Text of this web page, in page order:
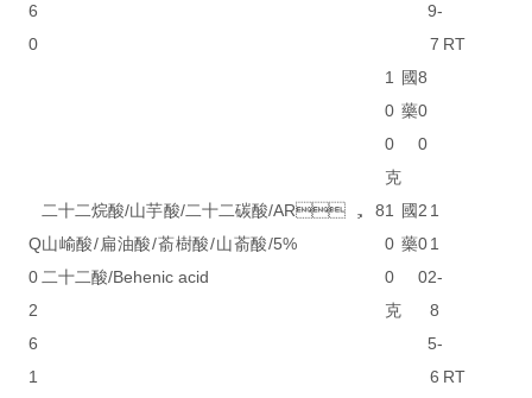
6
0
9-
7 RT
1
0
0
克
國
藥
8
0
0
Q
0
2
6
1
二十二烷酸/山芋酸/二十二碳酸/
山崳酸/扁油酸/萮樹酸/山萮酸/
二十二酸/Behenic acid
AR，8
5%
1
0
0
克
國
藥
2
0
0
1
1
2-
8
5-
6 RT